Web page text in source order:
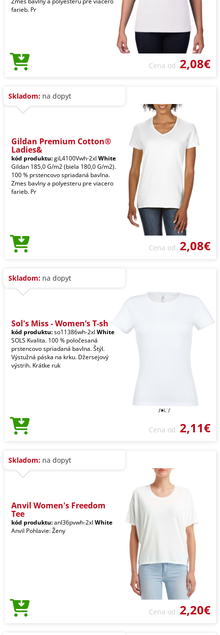
farieb. Pr
Cena od 2,08€
Skladom: na dopyt
Gildan Premium Cotton®
Ladies&
kód produktu:giL4100Vwh-2xl White
Gildan 185,0 G/m2 (biela 180,0 G/m2).
100 % prstencovo spriadaná bavlna.
Zmes bavlny a polyesteru pre viacero
farieb. Pr
Cena od 2,08€
Skladom: na dopyt
Sol's Miss - Women’s T-sh
kód produktu:so11386wh-2xl White
SOLS Kvalita. 100 % poločesaná
prstencovo spriadaná bavlna. Štýl.
Výstužná páska na krku. Džersejový
výstrih. Krátke ruk
Cena od 2,11€
Skladom: na dopyt
Anvil Women's Freedom
Tee
kód produktu:anl36pvwh-2xl White
Anvil Pohlavie: Ženy
Cena od 2,20€